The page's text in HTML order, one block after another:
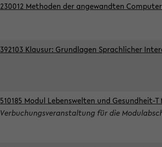
230012 Methoden der angewandten
392103 Klausur: Grundlagen Sprachlicher
510185 Modul Lebenswelten und Gesundheit-
Verbuchungsveranstaltung für die